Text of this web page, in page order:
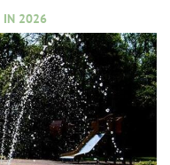
IN 2026